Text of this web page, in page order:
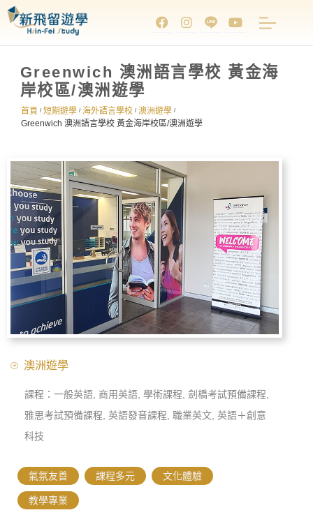
Greenwich 澳洲語言學校 黃金海
岸校區/澳洲遊學
首頁 / 短期遊學 / 海外語言學校 / 澳洲遊學 /
Greenwich 澳洲語言學校 黃金海岸校區/澳洲遊學
澳洲遊學
課程：一般英語, 商用英語, 學術課程, 劍橋考試預備課程,
雅思考試預備課程, 英語發音課程, 職業英文, 英語＋創意
科技
氣氛友善 課程多元 文化體驗
教學專業